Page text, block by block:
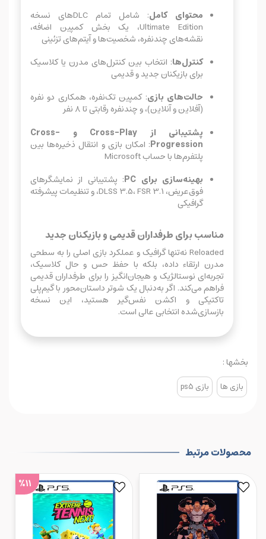
محتوای کامل
: شامل تمام DLCهای نسخه
Ultimate Edition، یک بخش کمپین اضافه،
نقشه‌های چندنفره، شخصیت‌ها و آیتم‌های تزئینی
کنترل‌ها: انتخاب بین کنترل‌های مدرن یا کلاسیک
برای بازیکنان جدید و قدیمی
حالت‌های بازی: کمپین تک‌نفره، همکاری دو نفره
(آفلاین و آنلاین)، و چندنفره رقابتی تا ۸ نفر
پشتیبانی از Cross-Play و Cross-
Progression: امکان بازی و انتقال ذخیره‌ها بین
پلتفرم‌ها با حساب Microsoft
بهینه‌سازی برای PC
: پشتیبانی از نمایشگرهای
فوق‌عریض، DLSS 3.5، FSR 3.1، و تنظیمات پیشرفته
گرافیکی
مناسب برای طرفداران قدیمی و بازیکنان جدید
Reloaded نه‌تنها گرافیک و عملکرد بازی اصلی را به سطحی
مدرن ارتقاء داده، بلکه با حفظ حس و حال کلاسیک،
تجربه‌ای نوستالژیک و هیجان‌انگیز را برای طرفداران قدیمی
فراهم می‌کند. اگر به‌دنبال یک شوتر داستان‌محور با گیم‌پلی
تاکتیکی و اکشن نفس‌گیر هستید، این نسخه
بازسازی‌شده انتخابی عالی است.
بخشها :
بازی ها بازی ps5
محصولات مرتبط
%11